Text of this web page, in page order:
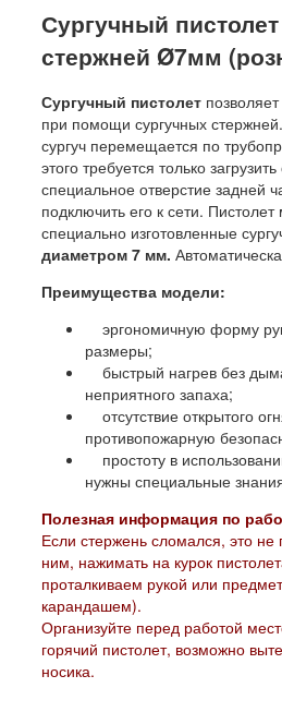
Сургучный
стержней Ø7мм
Сургучный пистолет
при помощи сургучных
сургучперемещается по
этого требуется только
специальное отверстие задней
подключить его к сети.
специально изготовленные
диаметром 7 мм.
Преимущества модели:
эргономичную форму
размеры;
быстрый нагрев без
неприятного запаха;
отсутствие открытого
противопожарную
простоту в
нужны специальные
Полезная информация по
Если стержень сломался, это
ним, нажимать на курок
проталкиваем рукой или
карандашем).
Организуйте перед работой
горячий пистолет, возможно
носика.